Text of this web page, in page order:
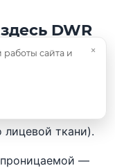
DWR
комбинезон
случаев
— в верхнем
ткани).
—
×
сайта и